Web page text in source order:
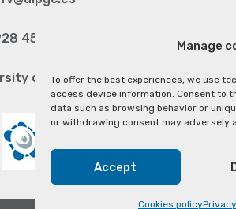
Manage
To offer the best experiences, we use
access device information. Consent to
data such as browsing behavior or
or withdrawing consent may adversely
Accept
Cookies policy
4543 33
campus